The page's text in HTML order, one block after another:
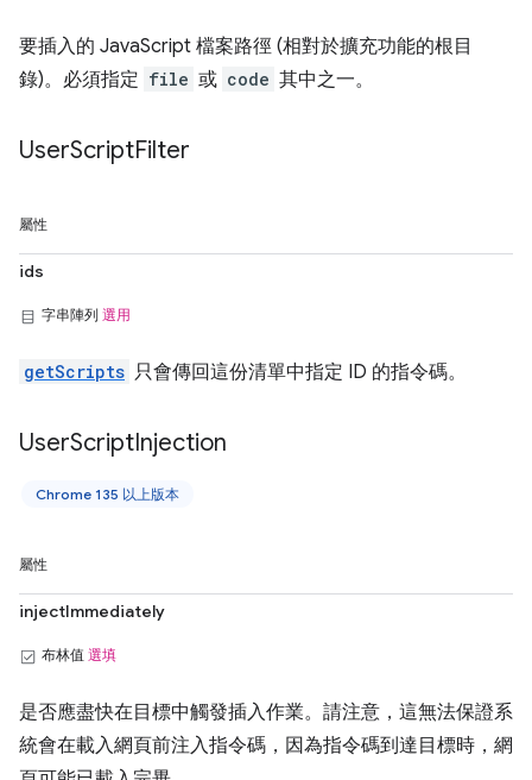
要插入的 JavaScript 檔案路徑 (相對於擴充功能的根目
錄)。必須指定 file 或 code 其中之一。
UserScriptFilter
屬性
ids
字串陣列 選用
getScripts 只會傳回這份清單中指定 ID 的指令碼。
UserScriptInjection
Chrome 135 以上版本
屬性
injectImmediately
布林值 選填
是否應盡快在目標中觸發插入作業。請注意，這無法保證系
統會在載入網頁前注入指令碼，因為指令碼到達目標時，網